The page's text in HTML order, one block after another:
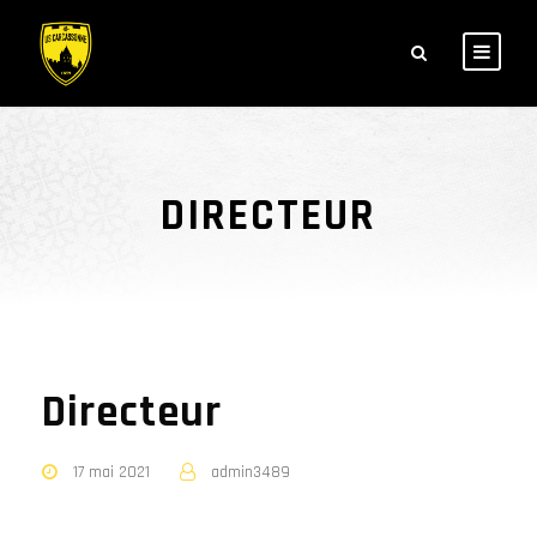
DIRECTEUR
Directeur
17 mai 2021 admin3489